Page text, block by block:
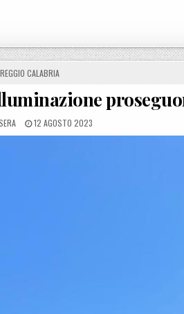
POSTED IN
REGGIO CALABRIA
POSTED ON
12 AGOSTO 2023